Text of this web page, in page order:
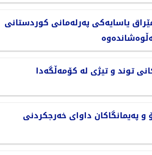
یاسایەکی پەرلەمانی کوردستانی
توند و تیژی لە کۆمەڵگەدا
و پەیمانگاکان داوای خەرجکردنی